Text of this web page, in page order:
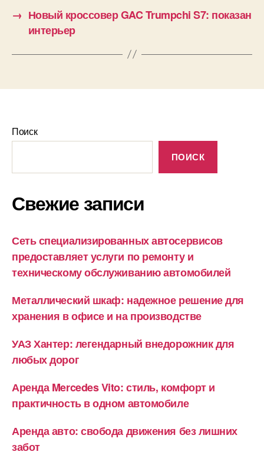
→ Новый кроссовер GAC Trumpchi S7: показан
интерьер
Поиск
ПОИСК
Свежие записи
Сеть специализированных автосервисов
предоставляет услуги по ремонту и
техническому обслуживанию автомобилей
Металлический шкаф: надежное решение для
хранения в офисе и на производстве
УАЗ Хантер: легендарный внедорожник для
любых дорог
Аренда Mercedes Vito: стиль, комфорт и
практичность в одном автомобиле
Аренда авто: свобода движения без лишних
забот